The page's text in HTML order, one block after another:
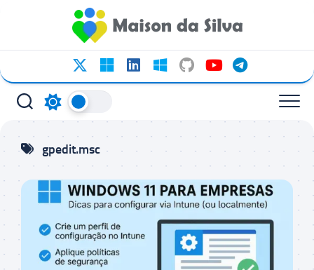
conteúdo
gpedit.msc